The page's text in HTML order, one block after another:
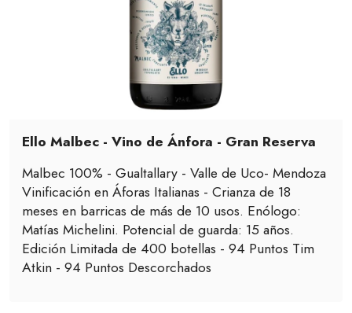
Ello Malbec - Vino de Ánfora - Gran Reserva
Malbec 100% - Gualtallary - Valle de Uco- Mendoza
Vinificación en Áforas Italianas - Crianza de 18
meses en barricas de más de 10 usos. Enólogo:
Matías Michelini. Potencial de guarda: 15 años.
Edición Limitada de 400 botellas - 94 Puntos Tim
Atkin - 94 Puntos Descorchados